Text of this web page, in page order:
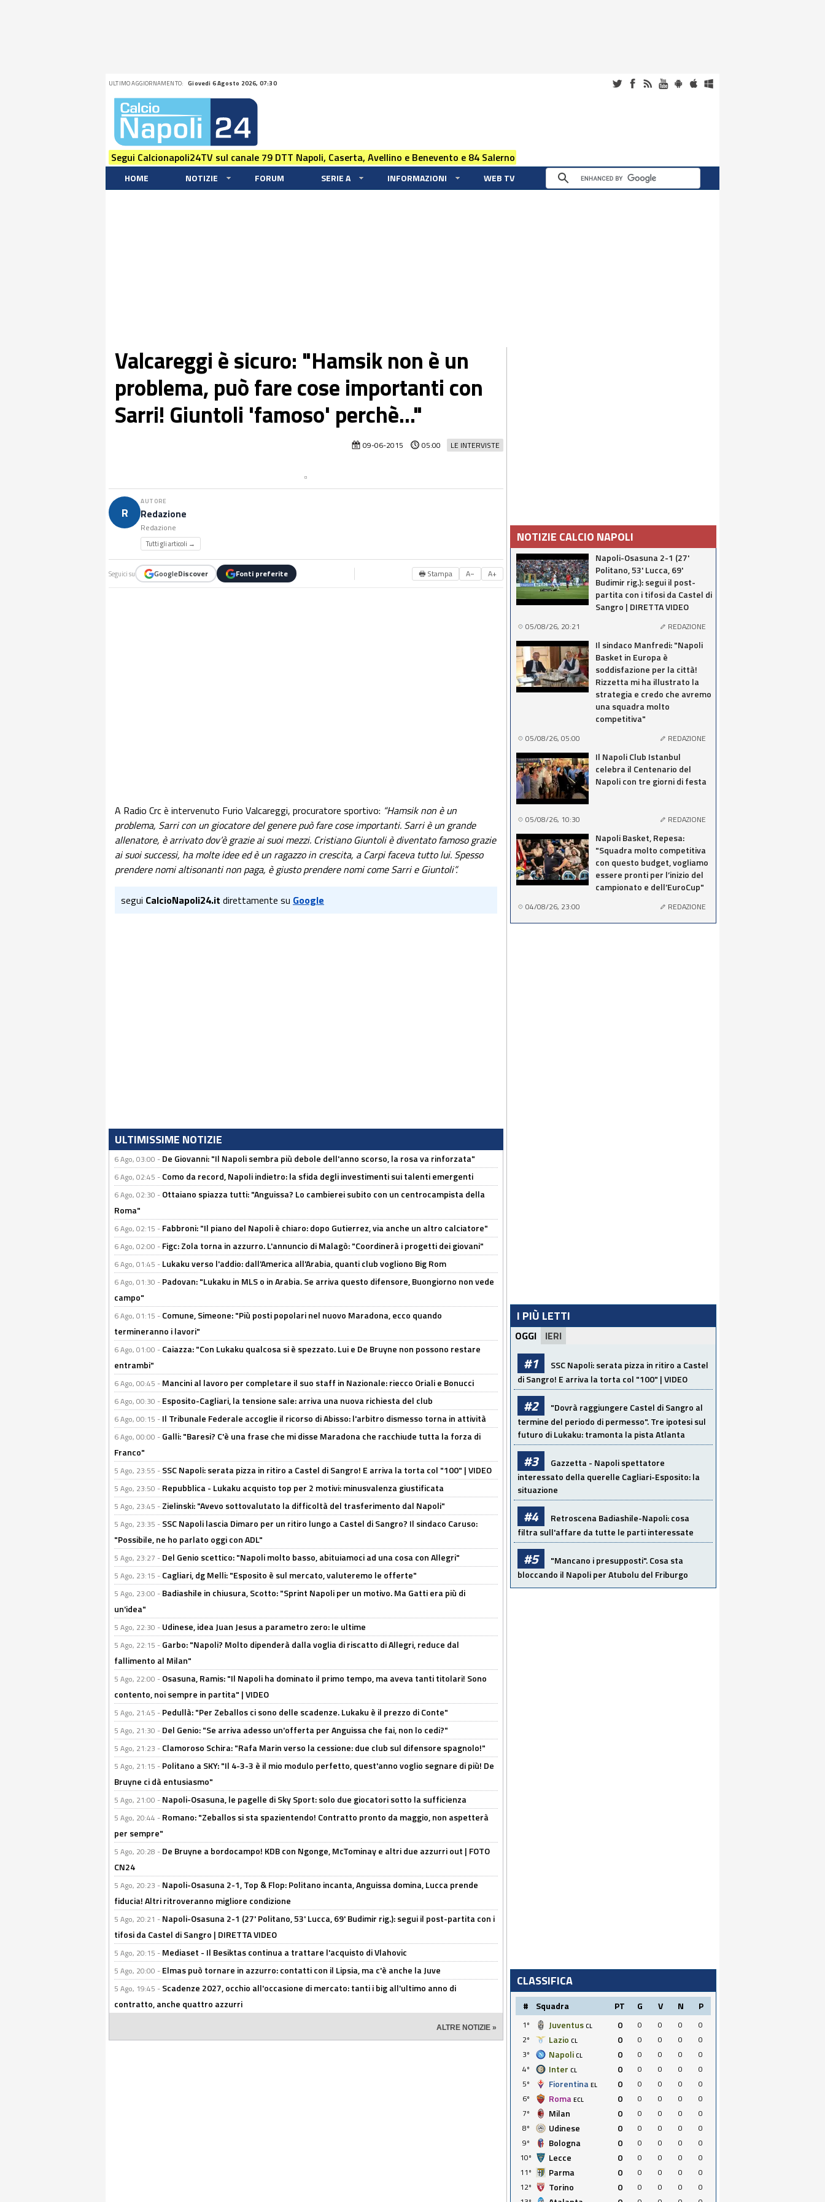
ULTIMO AGGIORNAMENTO: Giovedi 6 Agosto 2026, 07:30
Segui Calcionapoli24TV sul canale 79 DTT Napoli, Caserta, Avellino e Benevento e 84 Salerno
HOME NOTIZIE FORUM SERIE A INFORMAZIONI WEB TV
Valcareggi è sicuro: "Hamsik non è un
problema, può fare cose importanti con
Sarri! Giuntoli 'famoso' perchè..."
LE INTERVISTE
09-06-2015 05:00
R
AUTORE
Redazione
Redazione
Tutti gli articoli →
Seguici su GoogleDiscover Fonti preferite 🖶 Stampa A− A+
A Radio Crc è intervenuto Furio Valcareggi, procuratore sportivo: “Hamsik non è un
problema, Sarri con un giocatore del genere può fare cose importanti. Sarri è un grande
allenatore, è arrivato dov’è grazie ai suoi mezzi. Cristiano Giuntoli è diventato famoso grazie
ai suoi successi, ha molte idee ed è un ragazzo in crescita, a Carpi faceva tutto lui. Spesso
prendere nomi altisonanti non paga, è giusto prendere nomi come Sarri e Giuntoli”.
segui CalcioNapoli24.it direttamente su Google
ULTIMISSIME NOTIZIE
6 Ago, 03:00 - De Giovanni: "Il Napoli sembra più debole dell'anno scorso, la rosa va rinforzata"
6 Ago, 02:45 - Como da record, Napoli indietro: la sfida degli investimenti sui talenti emergenti
6 Ago, 02:30 - Ottaiano spiazza tutti: "Anguissa? Lo cambierei subito con un centrocampista della
Roma"
6 Ago, 02:15 - Fabbroni: "Il piano del Napoli è chiaro: dopo Gutierrez, via anche un altro calciatore"
6 Ago, 02:00 - Figc: Zola torna in azzurro. L'annuncio di Malagò: "Coordinerà i progetti dei giovani"
6 Ago, 01:45 - Lukaku verso l'addio: dall'America all'Arabia, quanti club vogliono Big Rom
6 Ago, 01:30 - Padovan: "Lukaku in MLS o in Arabia. Se arriva questo difensore, Buongiorno non vede
campo"
6 Ago, 01:15 - Comune, Simeone: "Più posti popolari nel nuovo Maradona, ecco quando
termineranno i lavori"
6 Ago, 01:00 - Caiazza: "Con Lukaku qualcosa si è spezzato. Lui e De Bruyne non possono restare
entrambi"
6 Ago, 00:45 - Mancini al lavoro per completare il suo staff in Nazionale: riecco Oriali e Bonucci
6 Ago, 00:30 - Esposito-Cagliari, la tensione sale: arriva una nuova richiesta del club
6 Ago, 00:15 - Il Tribunale Federale accoglie il ricorso di Abisso: l'arbitro dismesso torna in attività
6 Ago, 00:00 - Galli: "Baresi? C'è una frase che mi disse Maradona che racchiude tutta la forza di
Franco"
5 Ago, 23:55 - SSC Napoli: serata pizza in ritiro a Castel di Sangro! E arriva la torta col "100" | VIDEO
5 Ago, 23:50 - Repubblica - Lukaku acquisto top per 2 motivi: minusvalenza giustificata
5 Ago, 23:45 - Zielinski: "Avevo sottovalutato la difficoltà del trasferimento dal Napoli"
5 Ago, 23:35 - SSC Napoli lascia Dimaro per un ritiro lungo a Castel di Sangro? Il sindaco Caruso:
"Possibile, ne ho parlato oggi con ADL"
5 Ago, 23:27 - Del Genio scettico: "Napoli molto basso, abituiamoci ad una cosa con Allegri"
5 Ago, 23:15 - Cagliari, dg Melli: "Esposito è sul mercato, valuteremo le offerte"
5 Ago, 23:00 - Badiashile in chiusura, Scotto: "Sprint Napoli per un motivo. Ma Gatti era più di
un'idea"
5 Ago, 22:30 - Udinese, idea Juan Jesus a parametro zero: le ultime
5 Ago, 22:15 - Garbo: "Napoli? Molto dipenderà dalla voglia di riscatto di Allegri, reduce dal
fallimento al Milan"
5 Ago, 22:00 - Osasuna, Ramis: "Il Napoli ha dominato il primo tempo, ma aveva tanti titolari! Sono
contento, noi sempre in partita" | VIDEO
5 Ago, 21:45 - Pedullà: "Per Zeballos ci sono delle scadenze. Lukaku è il prezzo di Conte"
5 Ago, 21:30 - Del Genio: "Se arriva adesso un'offerta per Anguissa che fai, non lo cedi?"
5 Ago, 21:23 - Clamoroso Schira: "Rafa Marin verso la cessione: due club sul difensore spagnolo!"
5 Ago, 21:15 - Politano a SKY: "Il 4-3-3 è il mio modulo perfetto, quest'anno voglio segnare di più! De
Bruyne ci dà entusiasmo"
5 Ago, 21:00 - Napoli-Osasuna, le pagelle di Sky Sport: solo due giocatori sotto la sufficienza
5 Ago, 20:44 - Romano: "Zeballos si sta spazientendo! Contratto pronto da maggio, non aspetterà
per sempre"
5 Ago, 20:28 - De Bruyne a bordocampo! KDB con Ngonge, McTominay e altri due azzurri out | FOTO
CN24
5 Ago, 20:23 - Napoli-Osasuna 2-1, Top & Flop: Politano incanta, Anguissa domina, Lucca prende
fiducia! Altri ritroveranno migliore condizione
5 Ago, 20:21 - Napoli-Osasuna 2-1 (27' Politano, 53' Lucca, 69' Budimir rig.): segui il post-partita con i
tifosi da Castel di Sangro | DIRETTA VIDEO
5 Ago, 20:15 - Mediaset - Il Besiktas continua a trattare l'acquisto di Vlahovic
5 Ago, 20:00 - Elmas può tornare in azzurro: contatti con il Lipsia, ma c'è anche la Juve
5 Ago, 19:45 - Scadenze 2027, occhio all'occasione di mercato: tanti i big all'ultimo anno di
contratto, anche quattro azzurri
ALTRE NOTIZIE »
NOTIZIE CALCIO NAPOLI
Napoli-Osasuna 2-1 (27'
Politano, 53' Lucca, 69'
Budimir rig.): segui il post-
partita con i tifosi da Castel di
Sangro | DIRETTA VIDEO
05/08/26, 20:21 REDAZIONE
Il sindaco Manfredi: "Napoli
Basket in Europa è
soddisfazione per la città!
Rizzetta mi ha illustrato la
strategia e credo che avremo
una squadra molto
competitiva"
05/08/26, 05:00 REDAZIONE
Il Napoli Club Istanbul
celebra il Centenario del
Napoli con tre giorni di festa
05/08/26, 10:30 REDAZIONE
Napoli Basket, Repesa:
"Squadra molto competitiva
con questo budget, vogliamo
essere pronti per l’inizio del
campionato e dell’EuroCup"
04/08/26, 23:00 REDAZIONE
I PIÙ LETTI
OGGI IERI
#1
SSC Napoli: serata pizza in ritiro a Castel
di Sangro! E arriva la torta col "100" | VIDEO
#2
"Dovrà raggiungere Castel di Sangro al
termine del periodo di permesso". Tre ipotesi sul
futuro di Lukaku: tramonta la pista Atlanta
#3
Gazzetta - Napoli spettatore
interessato della querelle Cagliari-Esposito: la
situazione
#4
Retroscena Badiashile-Napoli: cosa
filtra sull'affare da tutte le parti interessate
#5
"Mancano i presupposti". Cosa sta
bloccando il Napoli per Atubolu del Friburgo
CLASSIFICA
# Squadra PT G V N P
1º Juventus CL 0 0 0 0
0
2º
Lazio CL 0 0 0 0
0
3º
Napoli CL 0 0 0 0
0
4º
Inter CL 0 0 0 0
0
5º
Fiorentina EL 0 0 0 0
0
6º
Roma ECL 0 0 0 0
0
7º
Milan 0 0 0 0
0
8º
Udinese 0 0 0 0
0
9º
Bologna 0 0 0 0
0
10º
Lecce 0 0 0 0
0
11º
Parma 0 0 0 0
0
12º
Torino 0 0 0 0
0